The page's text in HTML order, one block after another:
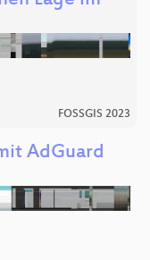
FOSSGIS 2023
AdGuard